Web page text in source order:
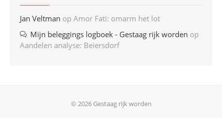
Jan Veltman op Amor Fati: omarm het lot
Mijn beleggings logboek - Gestaag rijk worden op
Aandelen analyse: Beiersdorf
© 2026 Gestaag rijk worden